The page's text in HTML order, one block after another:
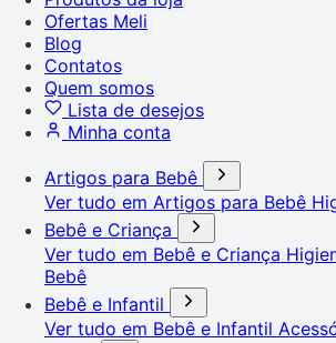
Ofertas Meli
Blog
Contatos
Quem somos
Lista de desejos
Minha conta
Artigos para Bebê
Ver tudo em Artigos para Bebê
Bebê e Criança
Ver tudo em Bebê e Criança
Bebê
Bebê e Infantil
Ver tudo em Bebê e Infantil